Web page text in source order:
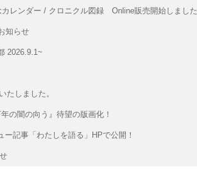
レンダー / クロニクル図録 Online販売開始しました
知らせ
2026.9.1~
たしました。
の闇の向う』待望の版画化！
記事「わたしを語る」HPで公開！